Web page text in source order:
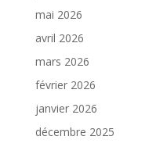
mai 2026
avril 2026
mars 2026
février 2026
janvier 2026
décembre 2025